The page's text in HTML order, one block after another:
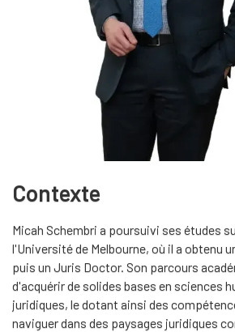
Contexte
Micah Schembri a poursuivi ses études
l'Université de Melbourne, où il a obtenu
puis un Juris Doctor. Son parcours
d'acquérir de solides bases en sciences
juridiques, le dotant ainsi des
naviguer dans des paysages juridiques